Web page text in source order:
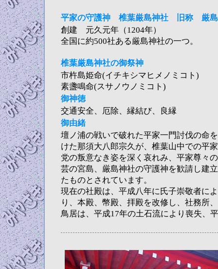
平家の守護神 椎葉厳島神社 旧称 厳島
創建 元久元年（1204年）
全国に約500社ある厳島神社の一つ。
椎葉厳島神社の御祭神
市杵島姫命(イチキシマヒメノミコト)
素盞鳴命(スサノウノミコト)
御神徳
交通安全、厄除、縁結び、良縁
御由緒
壇ノ浦の戦いで破れた平家一門討伐の命
けた那須大八郎宗久が、椎葉山中での平
党の叛意なき姿を深く哀れみ、平家尊々
芸の宮島、厳島神社の守護神を歓請し建
たものとされています。
現在の社殿は、平成八年に氏子崇敬者によ
り、本殿、幣殿、拝殿を改修し、社務所
鳥居は、平成17年の土石流により喪失、